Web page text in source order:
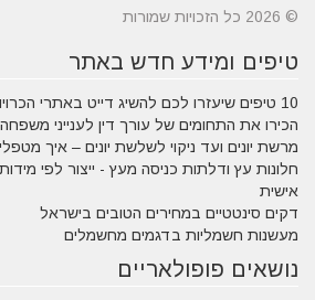
© 2026 כל הזכויות שמורות
טיפים ומידע חדש באתר
10 טיפים שיעזרו לכם להשיג דייט באתרי הכרויות
הכירו את התחומים של עורך דין לענייני משפחה
מרשת יונים ועד ניקוי לשלשת יונים – איך
חלונות עץ ודלתות כניסה מעץ - ייצור לפי
אישית
דקים סינטטיים במחירים הטובים בישראל
מעשנות חשמליות בדגמים מחשמלים
נושאים פופולאריים